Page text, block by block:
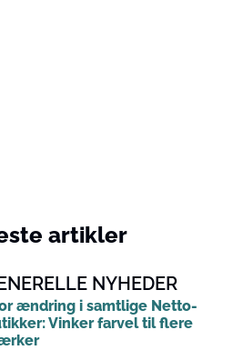
artikler
NYHEDER
ændring i samtlige Netto-
Vinker farvel til flere